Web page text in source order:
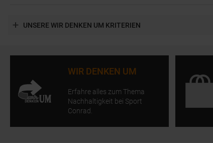
UNSERE WIR DENKEN UM KRITERIEN
WIR DENKEN UM
Erfahre alles zum Thema
Nachhaltigkeit bei Sport
Conrad.